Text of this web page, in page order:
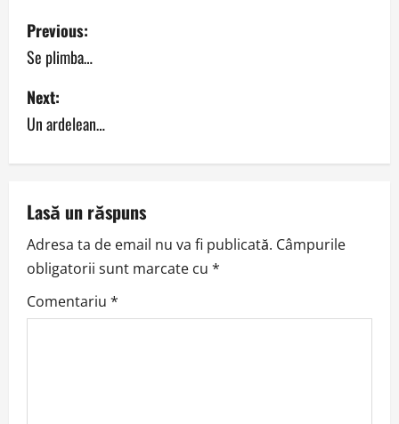
P
o
s
t
n
a
v
i
g
Previous:
Se plimba…
Next:
Un ardelean…
Lasă un răspuns
Adresa ta de email nu va fi publicată. Câmpurile
obligatorii sunt marcate cu *
Comentariu *